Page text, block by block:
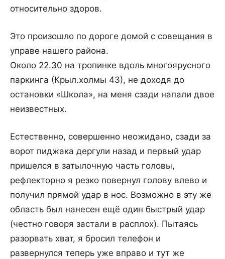
относительно здоров.
Это произошло по дороге домой с совещания в
управе нашего района.
Около 22.30 на тропинке вдоль многоярусного
паркинга (Крыл.холмы 43), не доходя до
остановки «Школа», на меня сзади напали двое
неизвестных.
Естественно, совершенно неожидано, сзади за
ворот пиджака дергули назад и первый удар
пришелся в затылочную часть головы,
рефлекторно я резко повернул голову влево и
получил прямой удар в нос. Возможно в эту же
область был нанесен ещё один быстрый удар
(честно говоря застали в расплох). Пытаясь
разорвать хват, я бросил телефон и
развернулся теперь уже вправо и тут же